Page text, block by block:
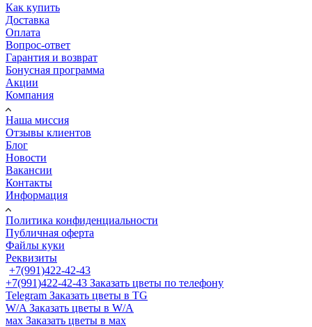
Как купить
Доставка
Оплата
Вопрос-ответ
Гарантия и возврат
Бонусная программа
Акции
Компания
Наша миссия
Отзывы клиентов
Блог
Новости
Вакансии
Контакты
Информация
Политика конфиденциальности
Публичная оферта
Файлы куки
Реквизиты
+7(991)422-42-43
+7(991)422-42-43 Заказать цветы по телефону
Telegram Заказать цветы в TG
W/A Заказать цветы в W/A
мах Заказать цветы в мах